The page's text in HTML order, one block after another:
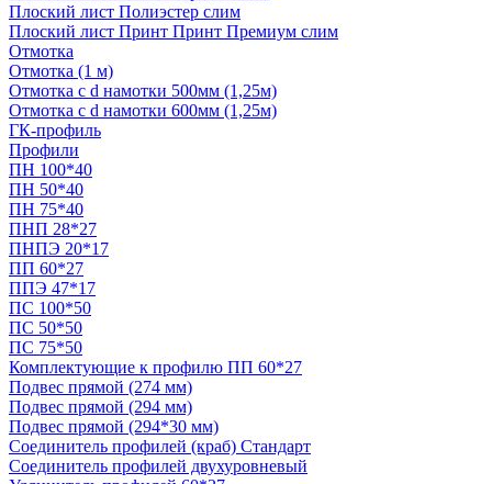
Плоский лист Полиэстер слим
Плоский лист Принт Принт Премиум слим
Отмотка
Отмотка (1 м)
Отмотка с d намотки 500мм (1,25м)
Отмотка с d намотки 600мм (1,25м)
ГК-профиль
Профили
ПН 100*40
ПН 50*40
ПН 75*40
ПНП 28*27
ПНПЭ 20*17
ПП 60*27
ППЭ 47*17
ПС 100*50
ПС 50*50
ПС 75*50
Комплектующие к профилю ПП 60*27
Подвес прямой (274 мм)
Подвес прямой (294 мм)
Подвес прямой (294*30 мм)
Соединитель профилей (краб) Стандарт
Соединитель профилей двухуровневый